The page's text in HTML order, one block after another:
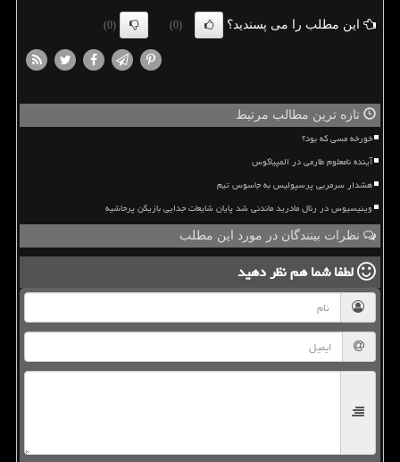
این مطلب را می پسندید؟ (0)
(0)
تازه ترین مطالب مرتبط
خورخه مسی که بود؟
آینده نامعلوم طارمی در المپیاکوس
هشدار سرمربی پرسپولیس به جاسوس تیم
وینیسیوس در رئال مادرید ماندنی شد پایان شایعات جدایی بازیکن پرحاشیه
نظرات بینندگان در مورد این مطلب
لطفا شما همنظر دهید